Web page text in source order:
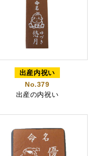
長寿のお祝いカステラ
出産内祝い
No.379
出産の内祝い